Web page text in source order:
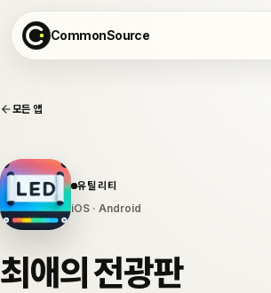
CommonSource
모든 앱
유틸리티
iOS · Android
최애의 전광판